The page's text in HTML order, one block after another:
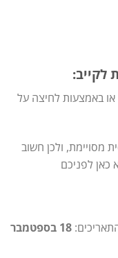
לקייב:
או באמצעות לחיצה על
מסויימת, ולכן חשוב
כאן לפניכם
18 בספטמבר